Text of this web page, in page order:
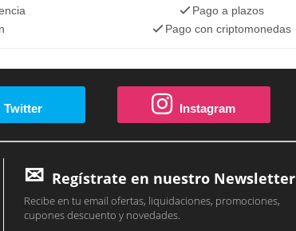
Pago a plazos
Pago con criptomonedas
Twitter Instagram
Regístrate en nuestro Newsletter
Recibe en tu email ofertas, liquidaciones, promociones,
cupones descuento y novedades.